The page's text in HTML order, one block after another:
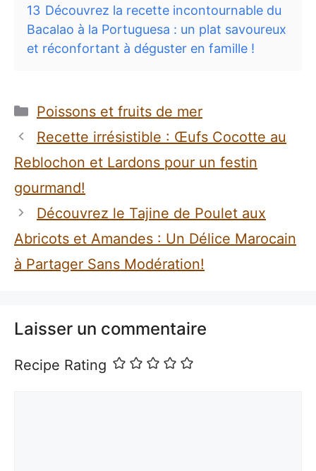
13 Découvrez la recette incontournable du
Bacalao à la Portuguesa : un plat savoureux
et réconfortant à déguster en famille !
Catégories
Poissons et fruits de mer
Recette irrésistible : Œufs Cocotte au
Reblochon et Lardons pour un festin
gourmand!
Découvrez le Tajine de Poulet aux
Abricots et Amandes : Un Délice Marocain
à Partager Sans Modération!
Laisser un commentaire
Recipe Rating